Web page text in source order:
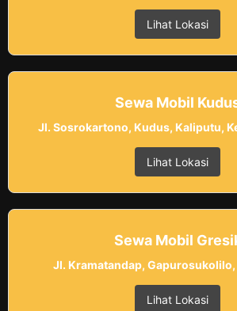
Lihat Lokasi
Sewa Mobil
Jl. Sosrokartono, Kudus, Kaliputu,
Lihat Lokasi
Sewa Mobil
Jl. Kramatandap, Gapurosukolilo,
Lihat Lokasi